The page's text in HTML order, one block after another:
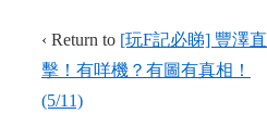
‹ Return to [玩F記必睇] 豐澤直
擊！有咩機？有圖有真相！
(5/11)